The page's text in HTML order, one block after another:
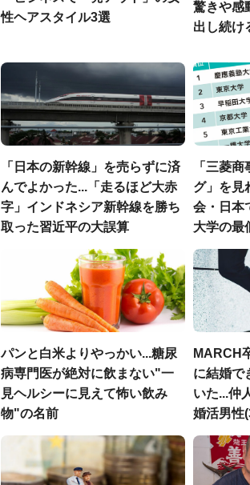
性ヘアスタイル3選
驚きや感
出し続け
「日本の新幹線」を売らずに済
んでよかった...「走るほど大赤
字」インドネシア新幹線を勝ち
取った習近平の大誤算
「三菱
グ」を見
会・日本
大学の最
パンと白米よりやっかい...糖尿
病専門医が絶対に飲まない"一
見ヘルシーに見えて怖い飲み
物"の名前
MARCH
に結婚で
いた...仲
婚活男性